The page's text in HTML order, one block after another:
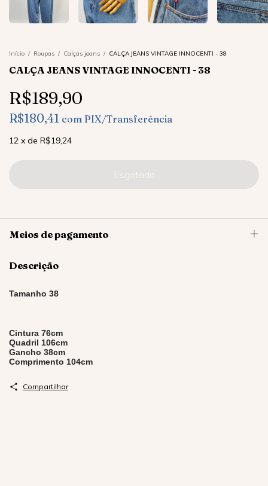
Início / Roupas / Calças jeans / CALÇA JEANS VINTAGE INNOCENTI - 38
CALÇA JEANS VINTAGE INNOCENTI - 38
R$189,90
R$180,41 com PIX/Transferência
12 x de R$19,24
Meios de pagamento
Descrição
Tamanho 38
Cintura 76cm
Quadril 106cm
Gancho 38cm
Comprimento 104cm
Compartilhar